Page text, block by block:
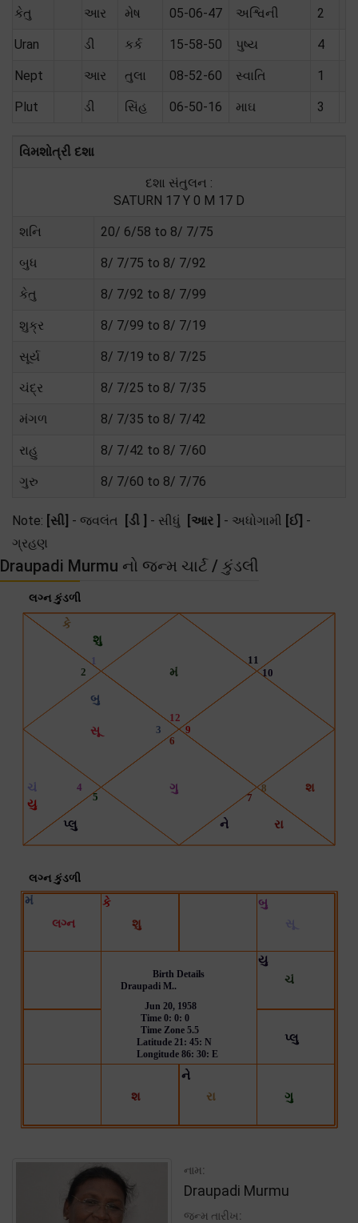
કેતુ આર મેષ 05-06-47 અશ્વિની 2
Uran ડી કર્ક 15-58-50 પુષ્ય 4
Nept આર તુલા 08-52-60 સ્વાતિ 1
Plut ડી સિંહ 06-50-16 માઘ 3
વિમશોત્રી દશા
દશા સંતુલન :
SATURN 17 Y 0 M 17 D
શનિ 20/ 6/58 to 8/ 7/75
બુધ 8/ 7/75 to 8/ 7/92
કેતુ 8/ 7/92 to 8/ 7/99
શુક્ર 8/ 7/99 to 8/ 7/19
સૂર્ય 8/ 7/19 to 8/ 7/25
ચંદ્ર 8/ 7/25 to 8/ 7/35
મંગળ 8/ 7/35 to 8/ 7/42
રાહુ 8/ 7/42 to 8/ 7/60
ગુરુ 8/ 7/60 to 8/ 7/76
Note: [સી] - જ્વલંત [ડી ] - સીધું [આર ] - અધોગામી [ઈ] -
ગ્રહણ
Draupadi Murmu નો જન્મ ચાર્ટ / કુંડલી
નામ:
Draupadi Murmu
જન્મ તારીખ: